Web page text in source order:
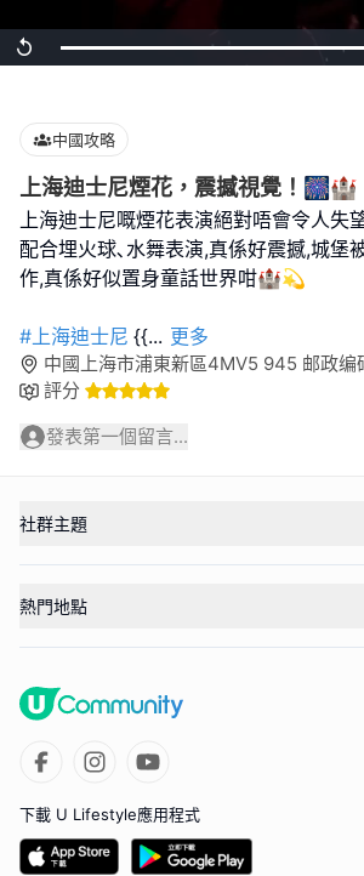
Replay Loaded:
100.00%
中國攻略
上海迪士尼煙花，震撼視覺！🎆🏰
上海迪士尼嘅煙花表演絕對唔會令人失
配合埋火球､水舞表演,真係好震撼,城堡
作,真係好似置身童話世界咁🏰💫
#上海迪士尼 {{... 更多
中國上海市浦東新區4MV5 945 邮政编
評分
發表第一個留言...
社群主題
熱門地點
下載 U Lifestyle應用程式